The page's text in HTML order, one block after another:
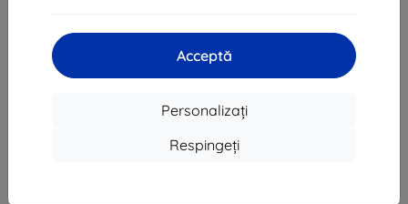
Acceptă
Personalizați
Respingeți
1